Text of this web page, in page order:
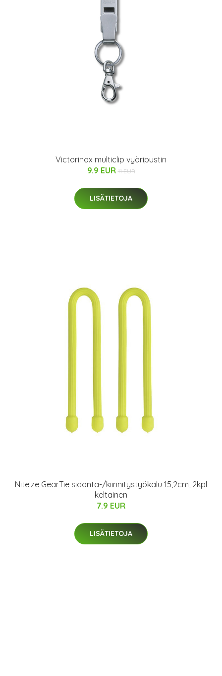
Victorinox multiclip vyöripustin
9.9 EUR 11 EUR
LISÄTIETOJA
NiteIze GearTie sidonta-/kiinnitystyökalu 15,2cm, 2kpl
keltainen
7.9 EUR
LISÄTIETOJA